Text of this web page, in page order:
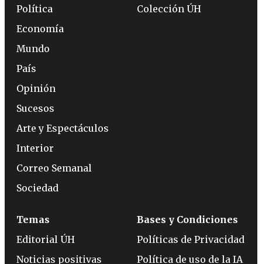
Política
Economía
Mundo
País
Opinión
Sucesos
Arte y Espectáculos
Interior
Correo Semanal
Sociedad
Colección ÚH
Temas
Editorial ÚH
Noticias positivas
Bases y Condiciones
Políticas de Privacidad
Política de uso de la IA